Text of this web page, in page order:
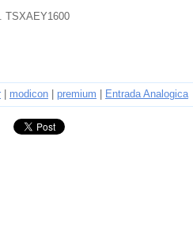
TSXAEY1600
modicon premium Entrada Analogica